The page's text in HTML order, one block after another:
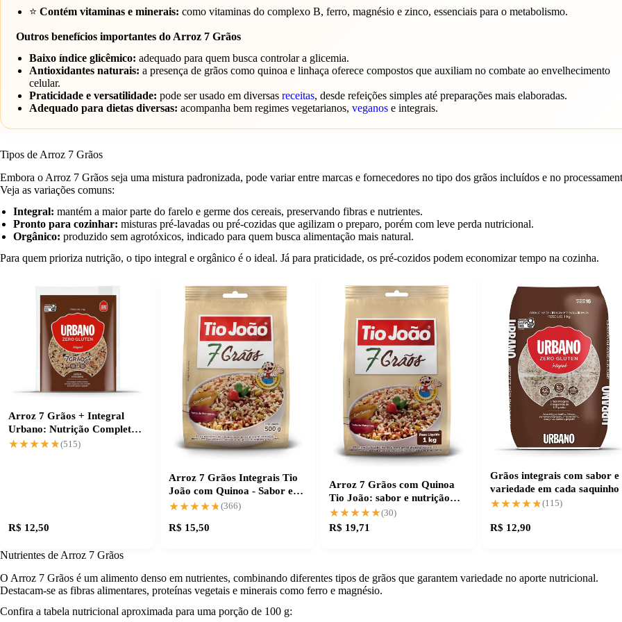
⭐Contém vitaminas e minerais: como vitaminas do complexo B, ferro, magnésio e zinco, essenciais para o metabolismo.
Outros benefícios importantes do Arroz 7 Grãos
Baixo índice glicêmico: adequado para quem busca controlar a glicemia.
Antioxidantes naturais: a presença de grãos como quinoa e linhaça oferece compostos que auxiliam no combate ao envelhecimento
celular.
Praticidade e versatilidade: pode ser usado em diversasreceitas, desde refeições simples até preparações mais elaboradas.
Adequado para dietas diversas: acompanha bem regimes vegetarianos,veganos e integrais.
Tipos de Arroz 7 Grãos
Embora o Arroz 7 Grãos seja uma mistura padronizada, pode variar entre marcas e fornecedores no tipo dos grãos incluídos e no
Veja as variações comuns:
Integral: mantém a maior parte do farelo e germe dos cereais, preservando fibras e nutrientes.
Pronto para cozinhar: misturas pré-lavadas ou pré-cozidas que agilizam o preparo, porém com leve perda nutricional.
Orgânico: produzido sem agrotóxicos, indicado para quem busca alimentação mais natural.
Para quem prioriza nutrição, o tipo integral e orgânico é o ideal. Já para praticidade, os pré-cozidos podem economizar tempo na cozinha.
Arroz 7 Grãos + Integral
Urbano: Nutrição Completa
na Medida
★★★★★
★★★★★ (515)
R$ 12,50
Arroz 7 Grãos Integrais Tio
João com Quinoa - Sabor e
Nutrição
★★★★★
★★★★★(366)
R$ 15,50
Arroz 7 Grãos com Quinoa
Tio João: sabor e nutrição
equilibrados
★★★★★
★★★★★(30)
R$ 19,71
Grãos integrais com sabor e
variedade em cada saquinho
★★★★★
★★★★★ (115)
R$ 12,90
Nutrientes de Arroz 7 Grãos
O Arroz 7 Grãos é um alimento denso em nutrientes, combinando diferentes tipos de grãos que garantem variedade no aporte nutricional.
Destacam-se as fibras alimentares, proteínas vegetais e minerais como ferro e magnésio.
Confira a tabela nutricional aproximada para uma porção de 100 g: